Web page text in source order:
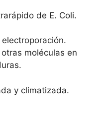
de E. Coli.
moléculas en
y climatizada.